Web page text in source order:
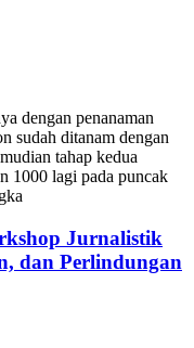
dengan penanaman
sudah ditanam dengan
tahap kedua
1000 lagi pada puncak
Jurnalistik
dan Perlindungan